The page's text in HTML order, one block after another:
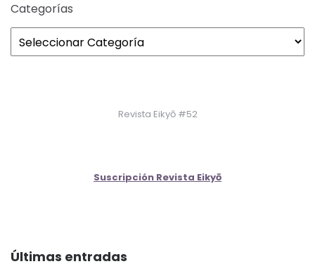
Categorías
Revista Eikyō #52
Suscripción Revista Eikyō
Últimas entradas